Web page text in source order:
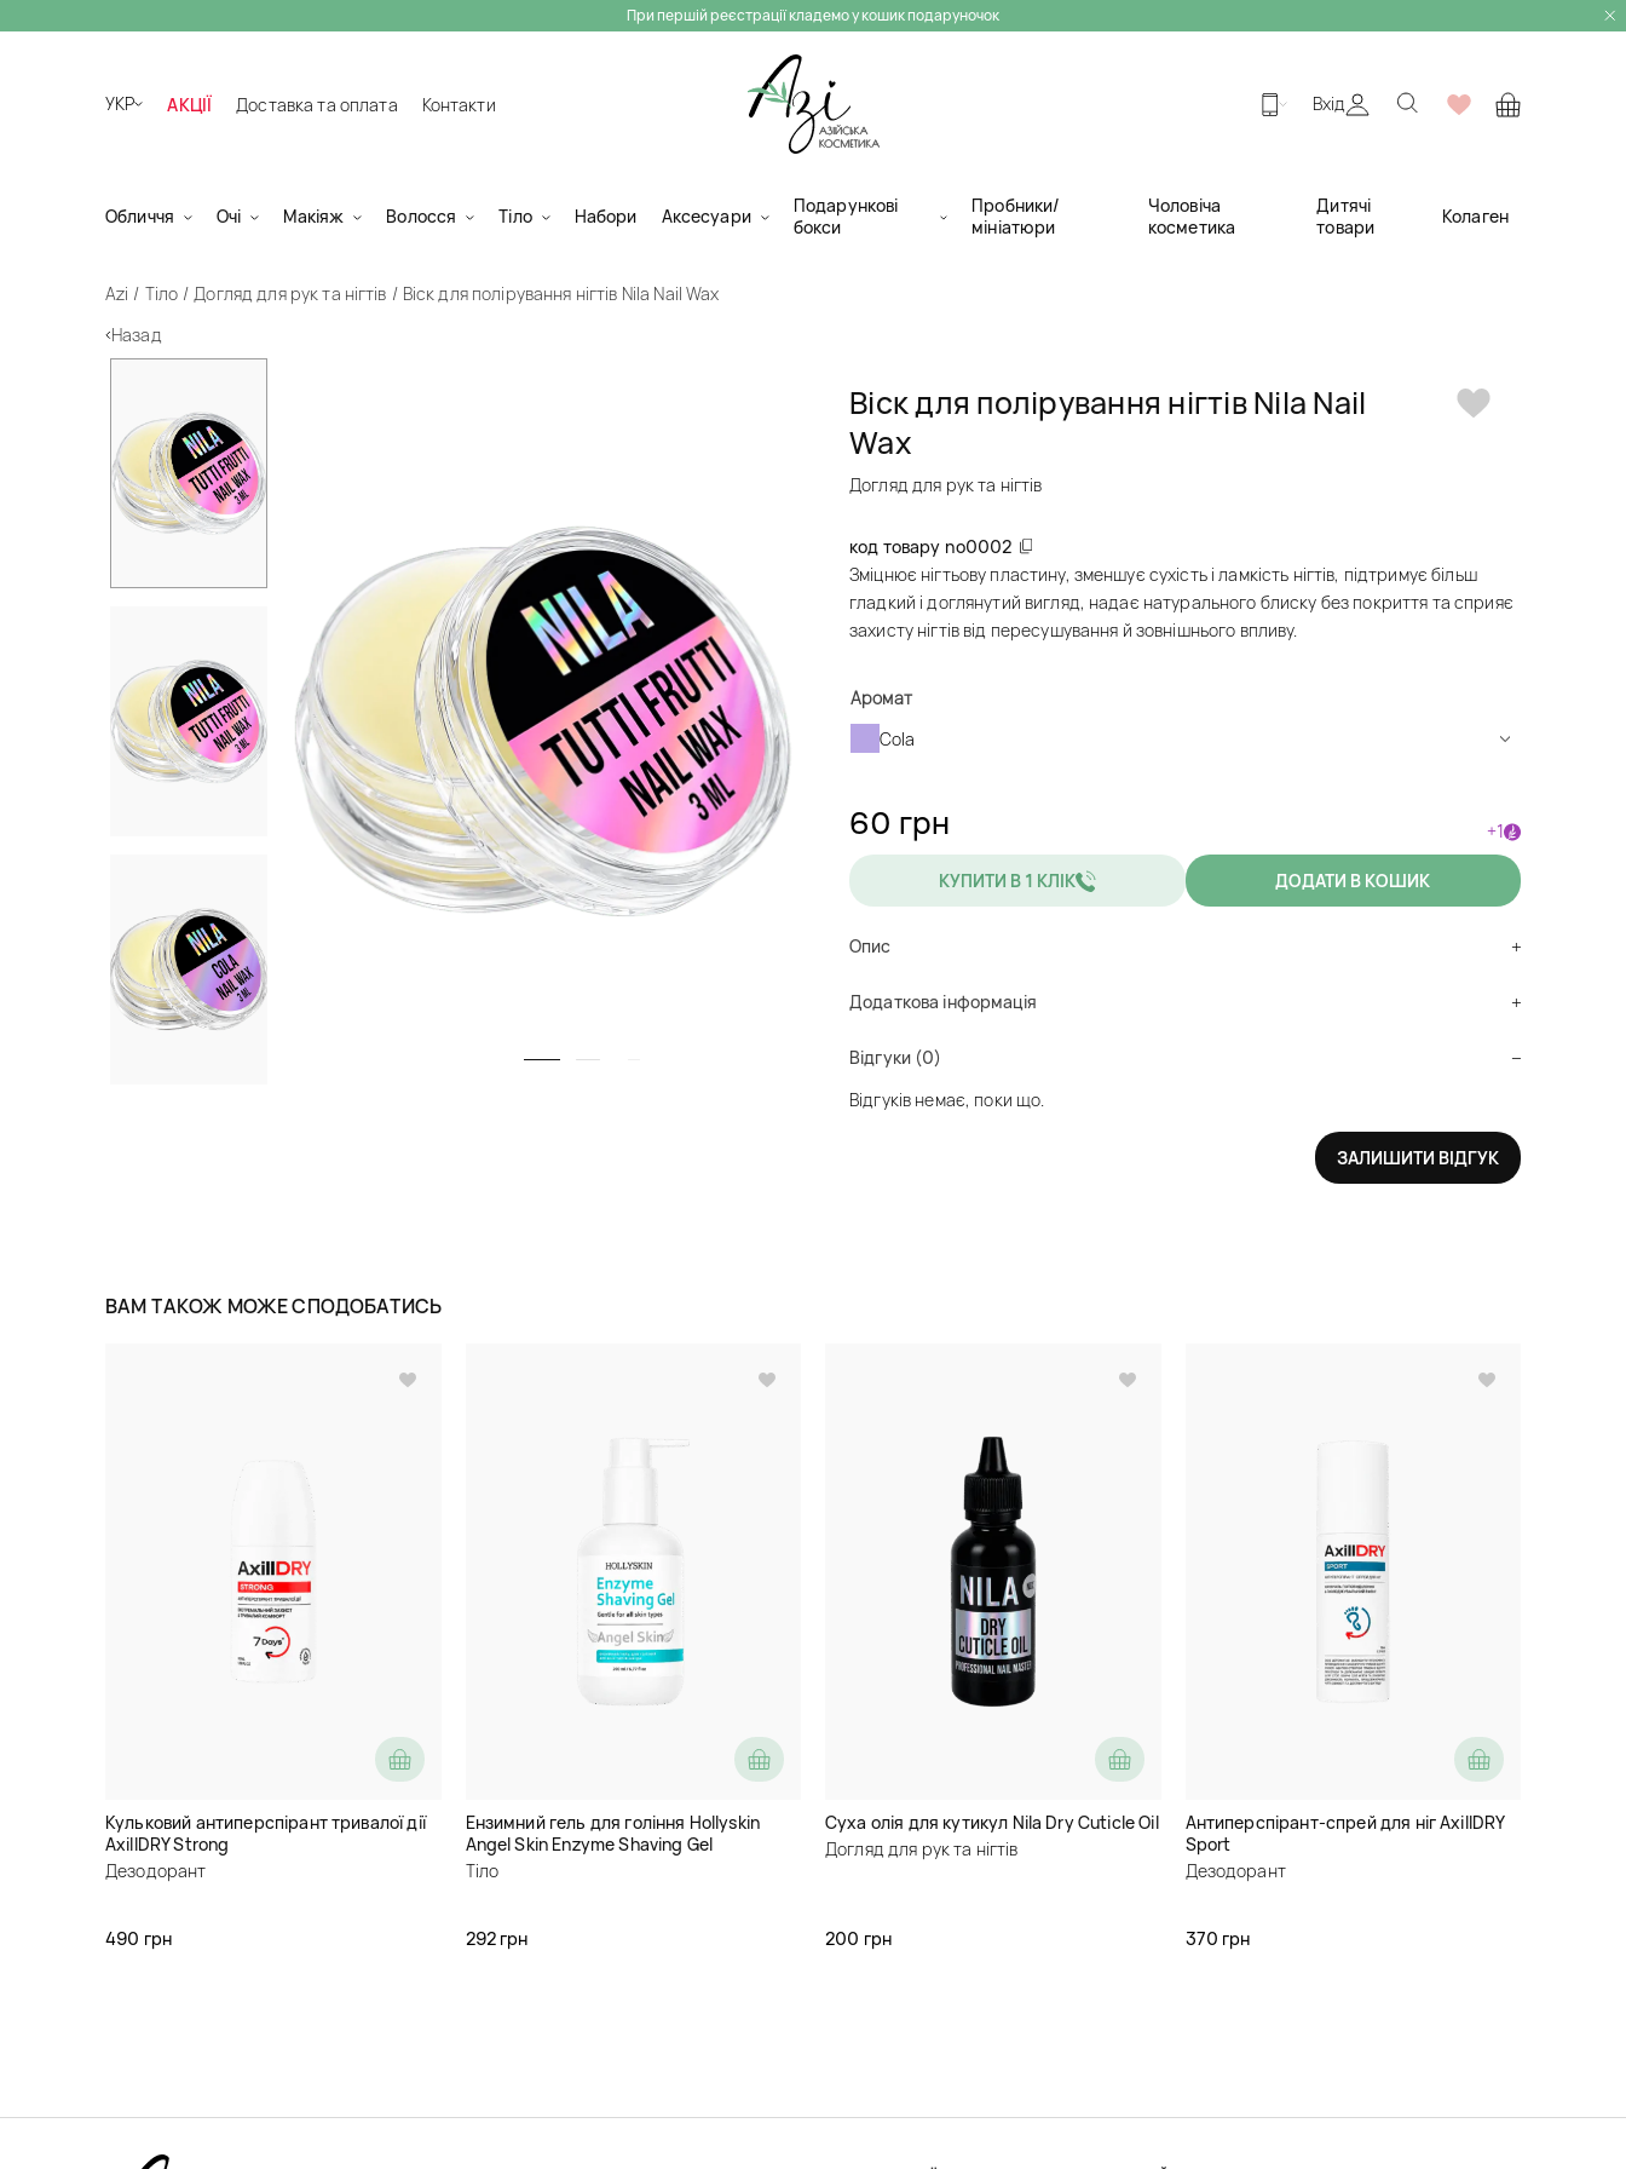
При першій реєстрації кладемо у кошик подаруночок
УКР АКЦІЇ Доставка та оплата Контакти Вхід
Обличчя Очі Макіяж Волосся Тіло Набори Аксесуари
Подарункові
бокси
Пробники/
мініатюри
Чоловіча
косметика
Дитячі
товари
Колаген
Azi Тіло Догляд для рук та нігтів
Віск для полірування нігтів Nila Nail Wax
Назад
Віск для полірування нігтів Nila Nail
Wax
Догляд для рук та нігтів
код товару no0002
Зміцнює нігтьову пластину, зменшує сухість і ламкість нігтів, підтримує більш
гладкий і доглянутий вигляд, надає натурального блиску без покриття та сприяє
захисту нігтів від пересушування й зовнішнього впливу.
Аромат
Cola
60 грн +1
КУПИТИ В 1 КЛІК ДОДАТИ В КОШИК
Опис
Додаткова інформація
Відгуки (0)
Відгуків немає, поки що.
ЗАЛИШИТИ ВІДГУК
ВАМ ТАКОЖ МОЖЕ СПОДОБАТИСЬ
Кульковий антиперспірант тривалої дії
AxillDRY Strong
Дезодорант
490 грн
Ензимний гель для гоління Hollyskin
Angel Skin Enzyme Shaving Gel
Тіло
292 грн
Суха олія для кутикул Nila Dry Cuticle Oil
Догляд для рук та нігтів
200 грн
Антиперспірант-спрей для ніг AxillDRY
Sport
Дезодорант
370 грн